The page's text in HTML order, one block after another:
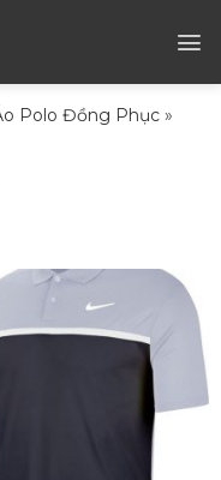
Polo Đồng Phục »